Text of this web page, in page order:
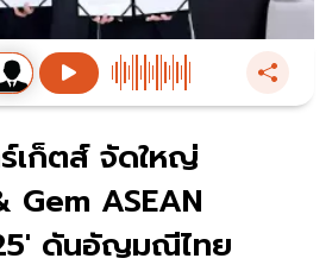
เก็ตส์ จัดใหญ่
ASEAN
ดันอัญมณีไทย